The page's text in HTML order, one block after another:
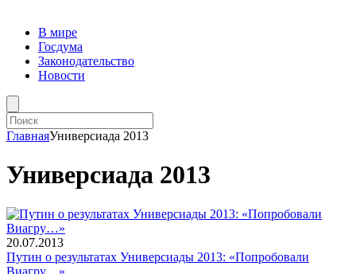
В мире
Госдума
Законодательство
Новости
ГлавнаяУниверсиада 2013
Универсиада 2013
20.07.2013
Путин о результатах Универсиады 2013: «Попробовали
Виагру…»